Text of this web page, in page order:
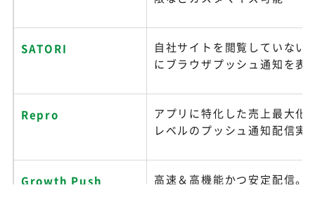
SATORI
自社サイトを閲覧していない
にブラウザプッシュ通知を表
Repro
アプリに特化した売上最大化
レベルのプッシュ通知配信実
Growth Push
高速＆高機能かつ安定配信。